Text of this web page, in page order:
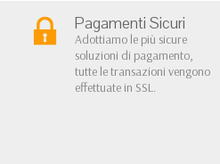
Pagamenti Sicuri
Adottiamo le più sicure
soluzioni di pagamento,
tutte le transazioni vengono
effettuate in SSL.